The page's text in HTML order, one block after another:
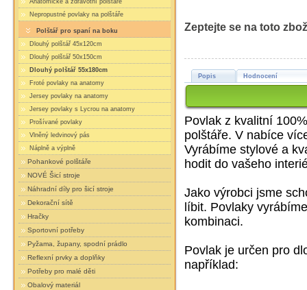
Nepropustné povlaky na polštáře
Polštář pro spaní na boku
Dlouhý polštář 45x120cm
Dlouhý polštář 50x150cm
Dlouhý polštář 55x180cm
Froté povlaky na anatomy
Jersey povlaky na anatomy
Jersey povlaky s Lycrou na anatomy
Prošívané povlaky
Vlněný ledvinový pás
Náplně a výplně
Pohankové polštáře
NOVÉ Šicí stroje
Náhradní díly pro šicí stroje
Dekorační sítě
Hračky
Sportovní potřeby
Pyžama, župany, spodní prádlo
Reflexní prvky a doplňky
Potřeby pro malé děti
Obalový materiál
Zeptejte se na toto
Popis Hodnocení
Povlak z kvalitní
polštáře. V nabíce
Vyrábíme stylové a
hodit do vašeho
Jako výrobci jsme
líbit. Povlaky
kombinaci.
Povlak je určen pro
například: